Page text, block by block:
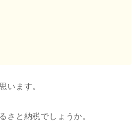
います。
さと納税でしょうか。